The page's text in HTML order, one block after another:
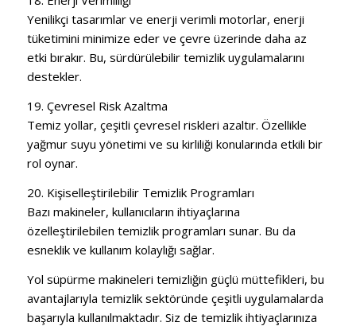
Yenilikçi tasarımlar ve enerji verimli motorlar, enerji
tüketimini minimize eder ve çevre üzerinde daha az
etki bırakır. Bu, sürdürülebilir temizlik uygulamalarını
destekler.
19. Çevresel Risk Azaltma
Temiz yollar, çeşitli çevresel riskleri azaltır. Özellikle
yağmur suyu yönetimi ve su kirliliği konularında etkili bir
rol oynar.
20. Kişiselleştirilebilir Temizlik Programları
Bazı makineler, kullanıcıların ihtiyaçlarına
özelleştirilebilen temizlik programları sunar. Bu da
esneklik ve kullanım kolaylığı sağlar.
Yol süpürme makineleri temizliğin güçlü müttefikleri, bu
avantajlarıyla temizlik sektöründe çeşitli uygulamalarda
başarıyla kullanılmaktadır. Siz de temizlik ihtiyaçlarınıza